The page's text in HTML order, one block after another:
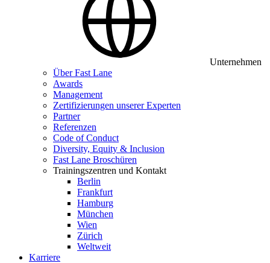
Unternehmen
Über Fast Lane
Awards
Management
Zertifizierungen unserer Experten
Partner
Referenzen
Code of Conduct
Diversity, Equity & Inclusion
Fast Lane Broschüren
Trainingszentren und Kontakt
Berlin
Frankfurt
Hamburg
München
Wien
Zürich
Weltweit
Karriere